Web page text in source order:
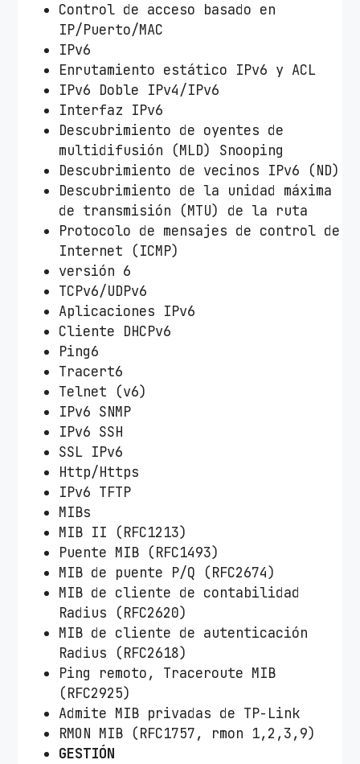
Control de acceso basado en
IP/Puerto/MAC
IPv6
Enrutamiento estático IPv6 y ACL
IPv6 Doble IPv4/IPv6
Interfaz IPv6
Descubrimiento de oyentes de
multidifusión (MLD) Snooping
Descubrimiento de vecinos IPv6 (ND)
Descubrimiento de la unidad máxima
de transmisión (MTU) de la ruta
Protocolo de mensajes de control de
Internet (ICMP)
versión 6
TCPv6/UDPv6
Aplicaciones IPv6
Cliente DHCPv6
Ping6
Tracert6
Telnet (v6)
IPv6 SNMP
IPv6 SSH
SSL IPv6
Http/Https
IPv6 TFTP
MIBs
MIB II (RFC1213)
Puente MIB (RFC1493)
MIB de puente P/Q (RFC2674)
MIB de cliente de contabilidad
Radius (RFC2620)
MIB de cliente de autenticación
Radius (RFC2618)
Ping remoto, Traceroute MIB
(RFC2925)
Admite MIB privadas de TP-Link
RMON MIB (RFC1757, rmon 1,2,3,9)
GESTIÓN